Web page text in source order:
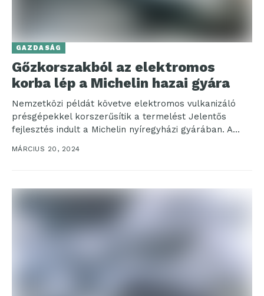
GAZDASÁG
Gőzkorszakból az elektromos
korba lép a Michelin hazai gyára
Nemzetközi példát követve elektromos vulkanizáló
présgépekkel korszerűsítik a termelést Jelentős
fejlesztés indult a Michelin nyíregyházi gyárában. A
sportautó-abroncsokat készítő üzemben
modernizálják a vulkanizáló...
MÁRCIUS 20, 2024